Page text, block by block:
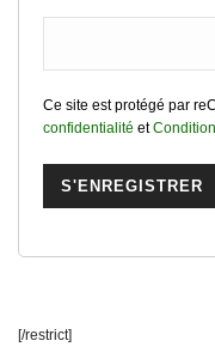
Ce site est protégé par
confidentialité et
[/restrict]